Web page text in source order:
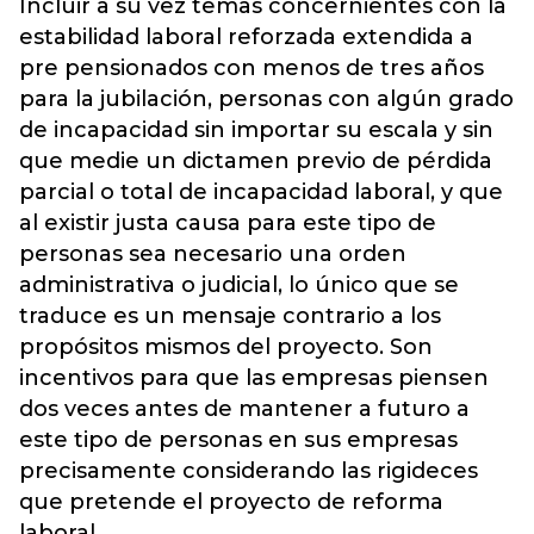
Incluir a su vez temas concernientes con la
estabilidad laboral reforzada extendida a
pre pensionados con menos de tres años
para la jubilación, personas con algún grado
de incapacidad sin importar su escala y sin
que medie un dictamen previo de pérdida
parcial o total de incapacidad laboral, y que
al existir justa causa para este tipo de
personas sea necesario una orden
administrativa o judicial, lo único que se
traduce es un mensaje contrario a los
propósitos mismos del proyecto. Son
incentivos para que las empresas piensen
dos veces antes de mantener a futuro a
este tipo de personas en sus empresas
precisamente considerando las rigideces
que pretende el proyecto de reforma